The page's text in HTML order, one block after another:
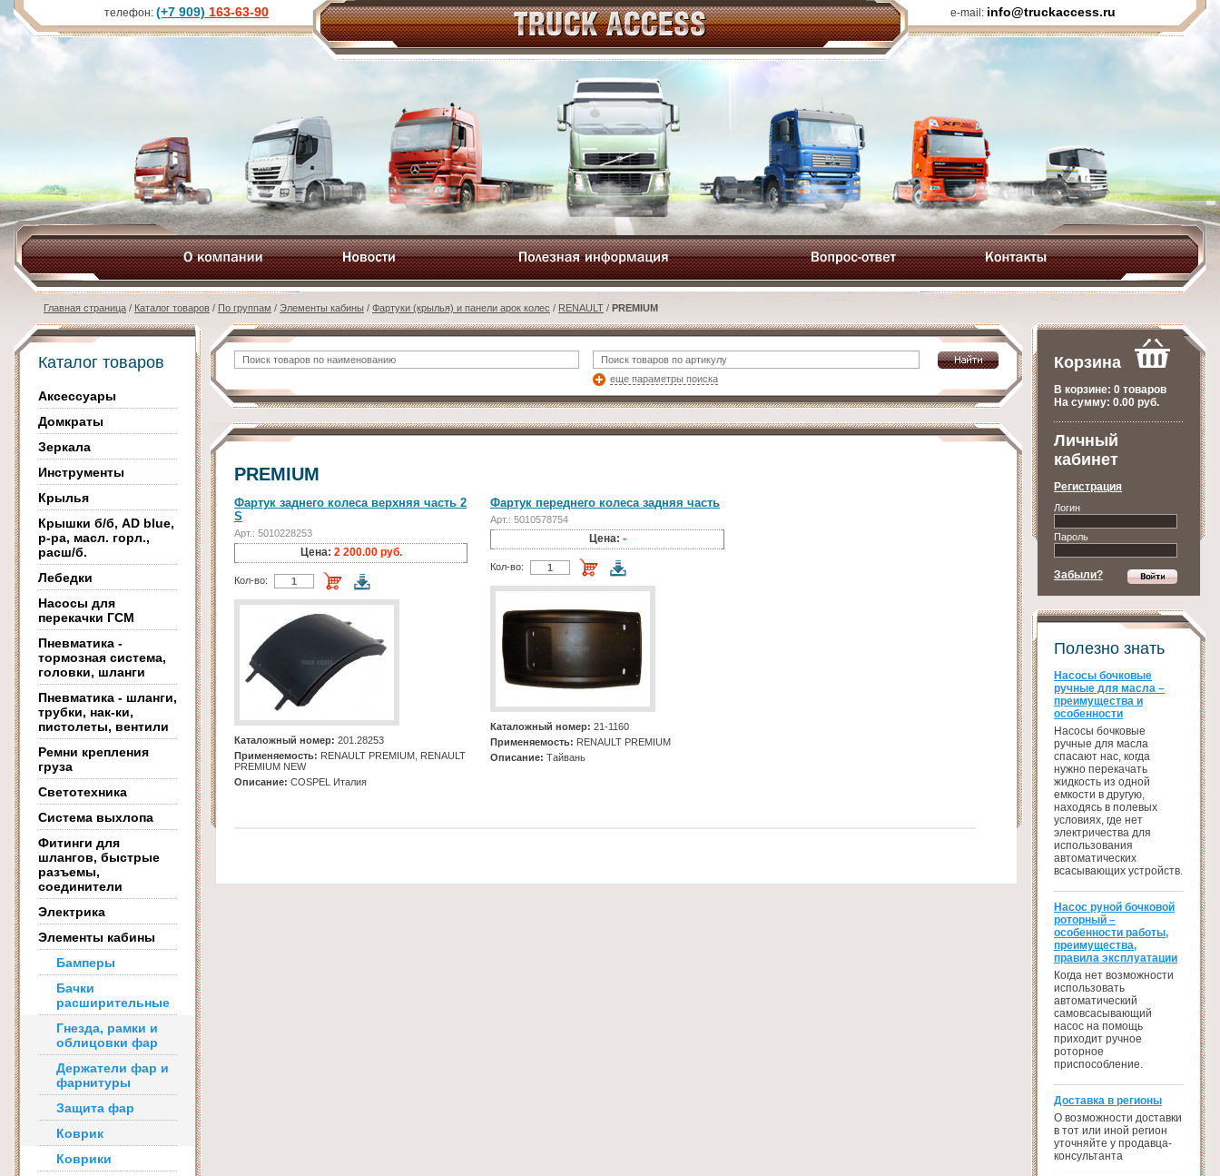
Главная страница / Каталог товаров / По группам / Элементы кабины / Фартуки (крылья) и панели арок колес / RENAULT / PREMIUM
Каталог товаров
Аксессуары
Домкраты
Зеркала
Инструменты
Крылья
Крышки б/б, AD blue,
р-ра, масл. горл.,
расш/б.
Лебедки
Насосы для
перекачки ГСМ
Пневматика -
тормозная система,
головки, шланги
Пневматика - шланги,
трубки, нак-ки,
пистолеты, вентили
Ремни крепления
груза
Светотехника
Система выхлопа
Фитинги для
шлангов, быстрые
разъемы,
соединители
Электрика
Элементы кабины
Бамперы
Бачки
расширительные
Гнезда, рамки и
облицовки фар
Держатели фар и
фарнитуры
Защита фар
Коврик
Коврики
еще параметры поиска
PREMIUM
Фартук заднего колеса верхняя часть 2
S
Арт.: 5010228253
Цена: 2 200.00 руб.
Кол-во:
Каталожный номер: 201.28253
Применяемость: RENAULT PREMIUM, RENAULT
PREMIUM NEW
Описание: COSPEL Италия
Фартук переднего колеса задняя часть
Арт.: 5010578754
Цена: -
Кол-во:
Каталожный номер: 21-1160
Применяемость: RENAULT PREMIUM
Описание: Тайвань
Корзина
В корзине: 0 товаров
На сумму: 0.00 руб.
Личный
кабинет
Регистрация
Логин
Пароль
Забыли?
Полезно знать
Насосы бочковые
ручные для масла –
преимущества и
особенности
Насосы бочковые
ручные для масла
спасают нас, когда
нужно перекачать
жидкость из одной
емкости в другую,
находясь в полевых
условиях, где нет
электричества для
использования
автоматических
всасывающих устройств.
Насос руной бочковой
роторный –
особенности работы,
преимущества,
правила эксплуатации
Когда нет возможности
использовать
автоматический
самовсасывающий
насос на помощь
приходит ручное
роторное
приспособление.
Доставка в регионы
О возможности доставки
в тот или иной регион
уточняйте у продавца-
консультанта
телефон: (+7 909) 163-63-90 e-mail: info@truckaccess.ru